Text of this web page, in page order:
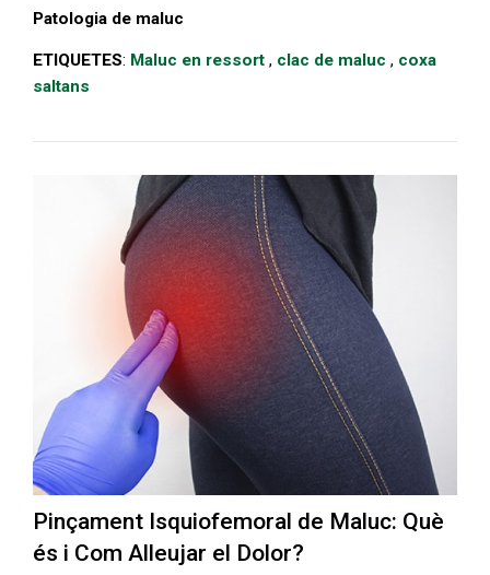
Patologia de maluc
ETIQUETES: Maluc en ressort , clac de maluc , coxa
saltans
Pinçament Isquiofemoral de Maluc: Què
és i Com Alleujar el Dolor?